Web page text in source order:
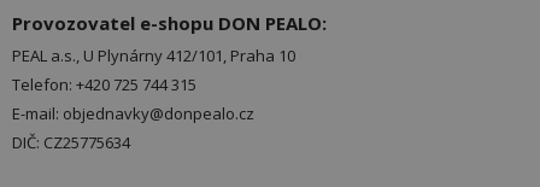
Provozovatel e-shopu DON PEALO:
PEAL a.s., U Plynárny 412/101, Praha 10
Telefon: +420 725 744 315
E-mail: objednavky@donpealo.cz
DIČ: CZ25775634